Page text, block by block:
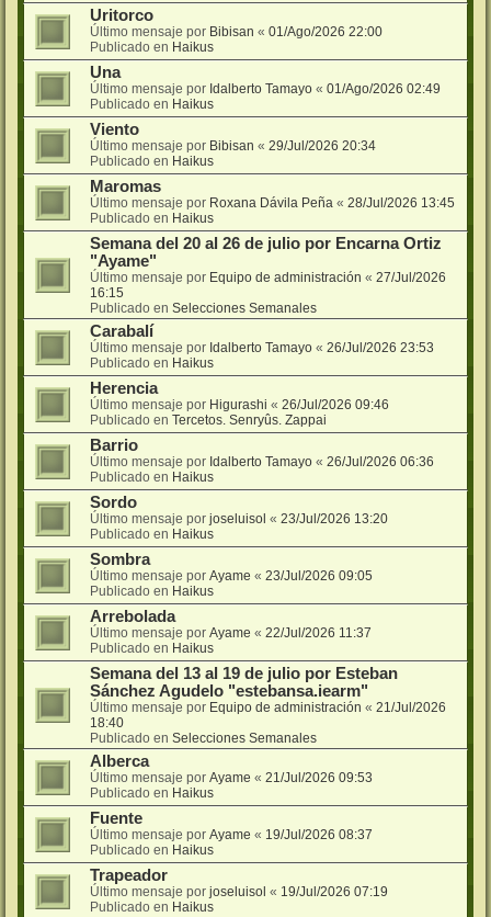
Uritorco
Último mensaje por Bibisan « 01/Ago/2026 22:00
Publicado en Haikus
Una
Último mensaje por Idalberto Tamayo « 01/Ago/2026 02:49
Publicado en Haikus
Viento
Último mensaje por Bibisan « 29/Jul/2026 20:34
Publicado en Haikus
Maromas
Último mensaje por Roxana Dávila Peña « 28/Jul/2026 13:45
Publicado en Haikus
Semana del 20 al 26 de julio por Encarna Ortiz
"Ayame"
Último mensaje por Equipo de administración « 27/Jul/2026
16:15
Publicado en Selecciones Semanales
Carabalí
Último mensaje por Idalberto Tamayo « 26/Jul/2026 23:53
Publicado en Haikus
Herencia
Último mensaje por Higurashi « 26/Jul/2026 09:46
Publicado en Tercetos. Senryûs. Zappai
Barrio
Último mensaje por Idalberto Tamayo « 26/Jul/2026 06:36
Publicado en Haikus
Sordo
Último mensaje por joseluisol « 23/Jul/2026 13:20
Publicado en Haikus
Sombra
Último mensaje por Ayame « 23/Jul/2026 09:05
Publicado en Haikus
Arrebolada
Último mensaje por Ayame « 22/Jul/2026 11:37
Publicado en Haikus
Semana del 13 al 19 de julio por Esteban
Sánchez Agudelo "estebansa.iearm"
Último mensaje por Equipo de administración « 21/Jul/2026
18:40
Publicado en Selecciones Semanales
Alberca
Último mensaje por Ayame « 21/Jul/2026 09:53
Publicado en Haikus
Fuente
Último mensaje por Ayame « 19/Jul/2026 08:37
Publicado en Haikus
Trapeador
Último mensaje por joseluisol « 19/Jul/2026 07:19
Publicado en Haikus